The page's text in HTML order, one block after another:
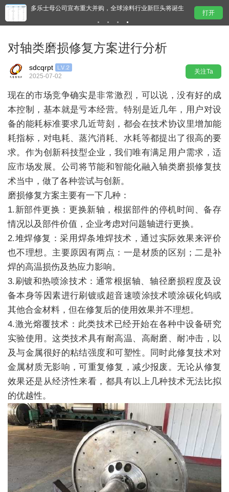
多乐士母公司宣布重大并购，全球涂料行业新巨头将诞生
富
动
打开
对轴类磨损修复方案进行分析
sdcqrpt
2025-07-02
关注Ta
现在的市场竞争确实是非常激烈，可以说，没有好的成
本控制，基本就是亏本经营。特别是近几年，用户对设
备的能耗标准要求几近苛刻，都会在技术协议里增加能
耗指标，对电耗、蒸汽消耗、水耗等都提出了很高的要
求。作为创新科技型企业，我们唯有满足用户需求，适
应市场发展。公司将节能和智能化融入轴类磨损修复技
术当中，做了各种尝试与创新。
磨损修复方案主要有一下几种：
1.新部件更换：更换新轴，根据部件的停机时间、备存
情况以及部件价值，企业考虑对问题轴进行更换。
2.堆焊修复：采用焊条堆焊技术，通过实际效果来评价
也不理想。主要原因有两点：一是材质的区别；二是补
焊的高温损伤及热应力影响。
3.刷镀和热喷涂技术：通常根据轴、轴径磨损程度及设
备本身等因素进行刷镀或超音速喷涂技术喷涂碳化钨或
其他合金材料，但在修复后的使用效果并不理想。
4.激光熔覆技术：此类技术已经开始在各种中设备研究
实验使用。这类技术具有耐高温、高耐磨、耐冲击，以
及与金属很好的粘结强度和可塑性。同时此修复技术对
金属材质无影响，可重复修复，减少报废。无论从修复
效果还是从经济性来看，都具有以上几种技术无法比拟
的优越性。